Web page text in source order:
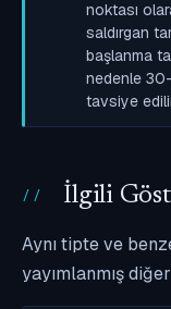
noktası
saldırgan
başlanma
nedenle
tavsiye
İlgili
Aynı tipte ve
yayımlanmış